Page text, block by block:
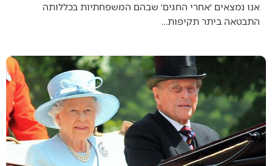
אנו נמצאים ׳אחרי החגים׳ שבהם המשפחתיות בכללותה
התבטאה ביתר תקיפות…